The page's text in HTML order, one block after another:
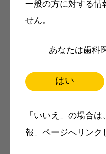
一般の方に対する情
せん。
あなたは歯科
はい
「いいえ」の場合
報」ページへリンク
メリ
製品価